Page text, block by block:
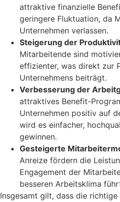
attraktive finanzielle
geringere Fluktuation, da
Unternehmen verlassen.
Steigerung der
Mitarbeitende sind
effizienter, was direkt zur
Unternehmens beiträgt.
Verbesserung der
attraktives Benefit-
Unternehmen positiv auf
wird es einfacher,
gewinnen.
Gesteigerte
Anreize fördern die
Engagement der
besseren Arbeitsklima
Insgesamt gilt, dass die